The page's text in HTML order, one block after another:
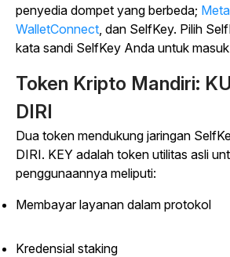
penyedia dompet yang berbeda;
WalletConnect, dan SelfKey. Pilih
kata sandi SelfKey Anda untuk
Token Kripto Mandiri:
DIRI
Dua token mendukung jaringan
DIRI. KEY adalah token utilitas asli
penggunaannya meliputi:
Membayar layanan dalam protokol
Kredensial staking